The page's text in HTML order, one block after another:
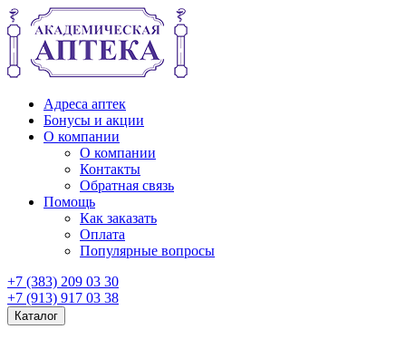
Адреса аптек
Бонусы и акции
О компании
О компании
Контакты
Обратная связь
Помощь
Как заказать
Оплата
Популярные вопросы
+7 (383) 209 03 30
+7 (913) 917 03 38
Каталог